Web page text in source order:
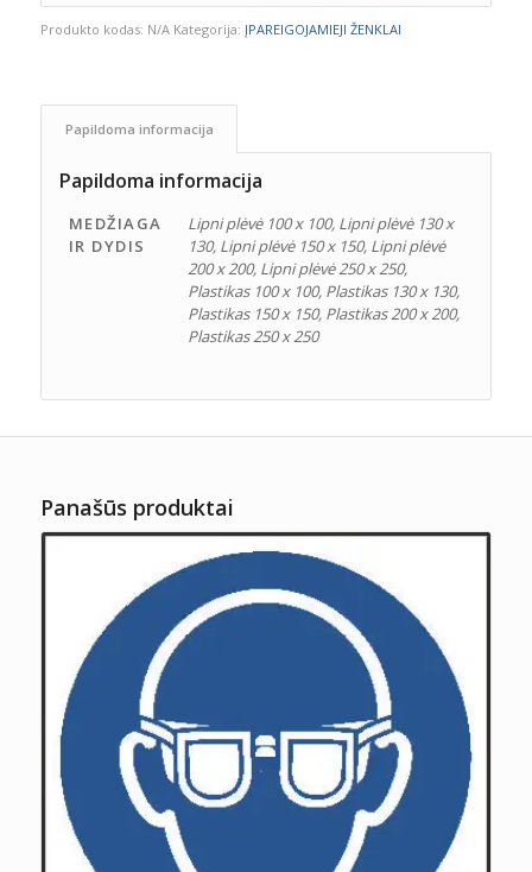
Produkto kodas: N/A Kategorija: ĮPAREIGOJAMIEJI ŽENKLAI
Papildoma informacija
Papildoma informacija
MEDŽIAGA
IR DYDIS
Lipni plėvė 100 x 100, Lipni plėvė 130 x
130, Lipni plėvė 150 x 150, Lipni plėvė
200 x 200, Lipni plėvė 250 x 250,
Plastikas 100 x 100, Plastikas 130 x 130,
Plastikas 150 x 150, Plastikas 200 x 200,
Plastikas 250 x 250
Panašūs produktai